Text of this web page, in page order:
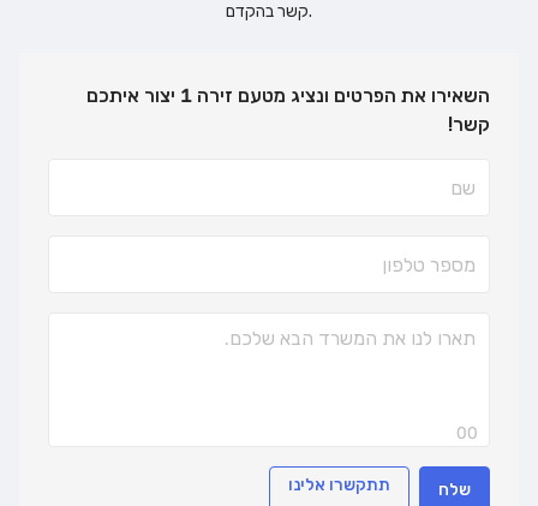
קשר בהקדם.
השאירו את הפרטים ונציג מטעם זירה 1 יצור איתכם
קשר!
00
שלח תתקשרו אלינו